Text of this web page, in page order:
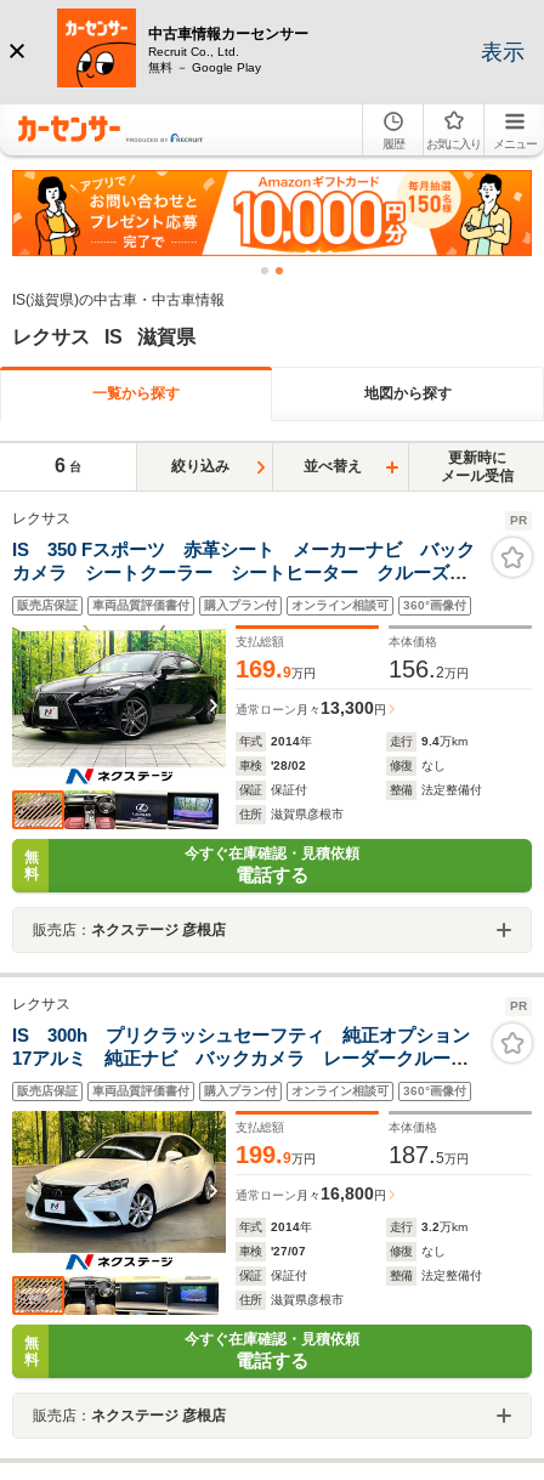
中古車情報カーセンサー
Recruit Co., Ltd.
無料 － Google Play
表示
履歴 お気に入り メニュー
IS(滋賀県)の中古車・中古車情報
レクサス IS 滋賀県
一覧から探す 地図から探す
6 台 絞り込み 並べ替え
更新時に
メール受信
レクサス PR
IS 350 Fスポーツ 赤革シート メーカーナビ バック
カメラ シートクーラー シートヒーター クルーズコ
ントロール パワーシート LEDヘッド 純正18アル
ミ ETC Bluetooth 禁煙車
販売店保証 車両品質評価書付 購入プラン付 オンライン相談可 360°画像付
支払総額
169.9万円
本体価格
156.2万円
通常ローン 月々13,300円
年式 2014年 走行 9.4万km
車検
'28/02 修復
なし
保証
保証付 整備
法定整備付
住所
滋賀県彦根市
無
料
今すぐ在庫確認・見積依頼
電話する
販売店： ネクステージ 彦根店
レクサス PR
IS 300h プリクラッシュセーフティ 純正オプション
17アルミ 純正ナビ バックカメラ レーダークルー
ズ シートヒーター パワーシート ハーフレザー
LEDヘッド スマートキー 革巻きステリング 禁煙車
販売店保証 車両品質評価書付 購入プラン付 オンライン相談可 360°画像付
支払総額
199.9万円
本体価格
187.5万円
通常ローン 月々16,800円
年式 2014年 走行 3.2万km
車検
'27/07 修復
なし
保証
保証付 整備
法定整備付
住所
滋賀県彦根市
無
料
今すぐ在庫確認・見積依頼
電話する
販売店： ネクステージ 彦根店